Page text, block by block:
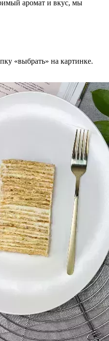
аромат и вкус, мы
«выбрать» на картинке.